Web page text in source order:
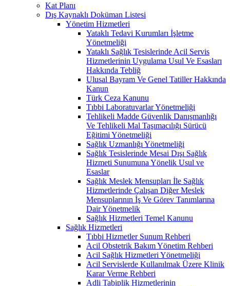
Kat Planı
Dış Kaynaklı Doküman Listesi
Yönetim Hizmetleri
Yataklı Tedavi Kurumları İşletme
Yönetmeliği
Yataklı Sağlık Tesislerinde Acil Servis
Hizmetlerinin Uygulama Usul Ve Esasları
Hakkında Tebliğ
Ulusal Bayram Ve Genel Tatiller Hakkında
Kanun
Türk Ceza Kanunu
Tıbbi Laboratuvarlar Yönetmeliği
Tehlikeli Madde Güvenlik Danışmanlığı
Ve Tehlikeli Mal Taşımacılığı Sürücü
Eğitimi Yönetmeliği
Sağlık Uzmanlığı Yönetmeliği
Sağlık Tesislerinde Mesai Dışı Sağlık
Hizmeti Sunumuna Yönelik Usul ve
Esaslar
Sağlık Meslek Mensupları İle Sağlık
Hizmetlerinde Çalışan Diğer Meslek
Mensuplarının İş Ve Görev Tanımlarına
Dair Yönetmelik
Sağlık Hizmetleri Temel Kanunu
Sağlık Hizmetleri
Tıbbi Hizmetler Sunum Rehberi
Acil Obstetrik Bakım Yönetim Rehberi
Acil Sağlık Hizmetleri Yönetmeliği
Acil Servislerde Kullanılmak Üzere Klinik
Karar Verme Rehberi
Adli Tabiplik Hizmetlerinin